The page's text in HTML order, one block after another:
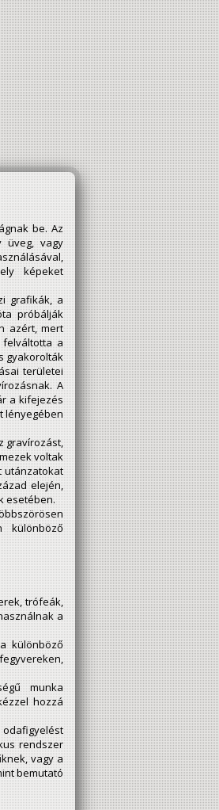
be. Az
üveg, vagy
képeket
grafikák, a
próbálják
azért, mert
felváltotta a
gyakorolták
területei
A
a kifejezés
lényegében
gravírozást,
voltak
utánzatokat
elején,
esetében.
különböző
trófeák,
a
különböző
munka
hozzá
rendszer
vagy a
bemutató